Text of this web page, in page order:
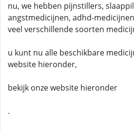
nu, we hebben pijnstillers,
angstmedicijnen, adhd-
veel verschillende soorten
u kunt nu alle beschikbare
website hieronder,
bekijk onze website hieronder
.